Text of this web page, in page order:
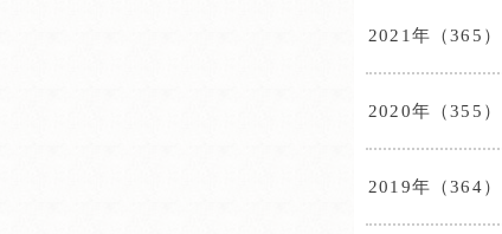
2021年（365）
2020年（355）
2019年（364）